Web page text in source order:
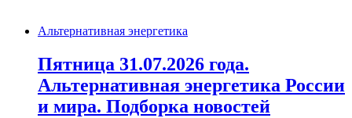
Альтернативная энергетика
Пятница 31.07.2026 года.
Альтернативная энергетика России
и мира. Подборка новостей